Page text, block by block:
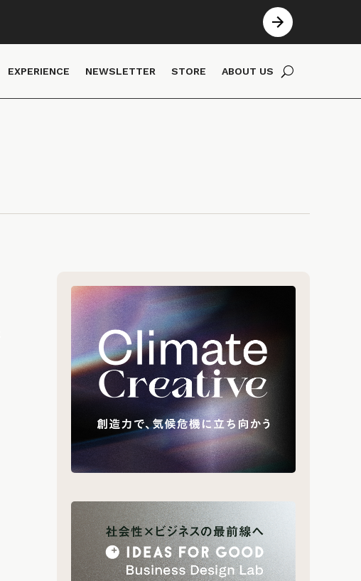
EXPERIENCE NEWSLETTER STORE ABOUT US